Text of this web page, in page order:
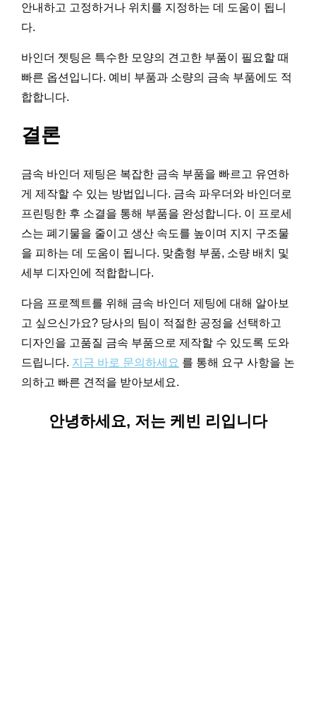
안내하고 고정하거나 위치를 지정하는 데 도움이 됩니
다.
바인더 젯팅은 특수한 모양의 견고한 부품이 필요할 때
빠른 옵션입니다. 예비 부품과 소량의 금속 부품에도 적
합합니다.
결론
금속 바인더 제팅은 복잡한 금속 부품을 빠르고 유연하
게 제작할 수 있는 방법입니다. 금속 파우더와 바인더로
프린팅한 후 소결을 통해 부품을 완성합니다. 이 프로세
스는 폐기물을 줄이고 생산 속도를 높이며 지지 구조물
을 피하는 데 도움이 됩니다. 맞춤형 부품, 소량 배치 및
세부 디자인에 적합합니다.
다음 프로젝트를 위해 금속 바인더 제팅에 대해 알아보
고 싶으신가요? 당사의 팀이 적절한 공정을 선택하고
디자인을 고품질 금속 부품으로 제작할 수 있도록 도와
드립니다. 지금 바로 문의하세요 를 통해 요구 사항을 논
의하고 빠른 견적을 받아보세요.
안녕하세요, 저는 케빈 리입니다